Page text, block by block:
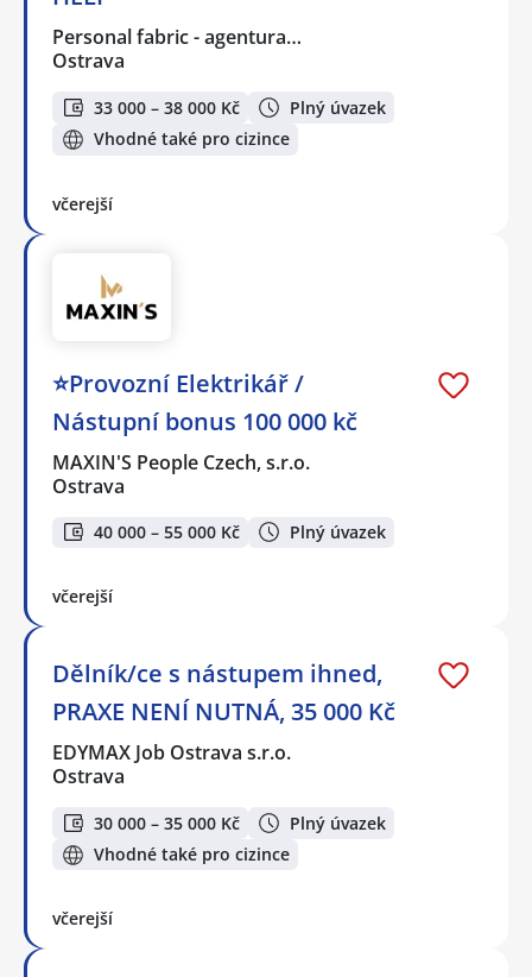
Personal fabric - agentura…
Ostrava
33 000 – 38 000 Kč
Plný úvazek
Vhodné také pro cizince
včerejší
⭐Provozní Elektrikář /
Nástupní bonus 100 000 kč
MAXIN'S People Czech, s.r.o.
Ostrava
40 000 – 55 000 Kč Plný úvazek
včerejší
Dělník/ce s nástupem ihned,
PRAXE NENÍ NUTNÁ, 35 000 Kč
EDYMAX Job Ostrava s.r.o.
Ostrava
30 000 – 35 000 Kč
Plný úvazek
Vhodné také pro cizince
včerejší